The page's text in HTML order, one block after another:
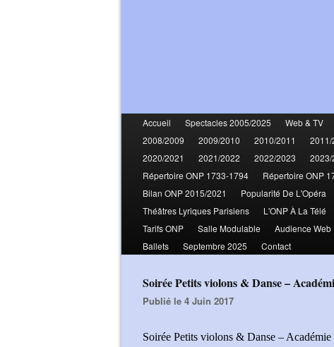
Accueil Spectacles 2005/2025 Web & TV
2008/2009
2009/2010 2010/2011 2011/
2020/2021
2021/2022 2022/2023
Répertoire ONP 1733-1794
Répertoire ONP
Bilan ONP 2015/2021
Popularité De L'Opéra
Théâtres Lyriques Parisiens
L'ONP À La Télé
Tarifs ONP
Salle Modulable Audience Web
Ballets
Septembre 2025 Contact
Soirée Petits violons & Danse –
Publié le 4 Juin 2017
Soirée Petits violons & Danse –